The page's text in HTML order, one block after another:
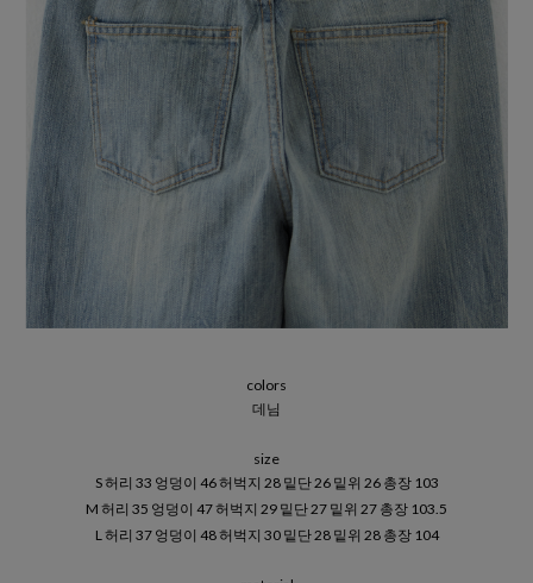
colors
데님
size
S 허리 33 엉덩이 46 허벅지 28 밑단 26 밑위 26 총장 103
M 허리 35 엉덩이 47 허벅지 29 밑단 27 밑위 27 총장 103.5
L 허리 37 엉덩이 48 허벅지 30 밑단 28 밑위 28 총장 104